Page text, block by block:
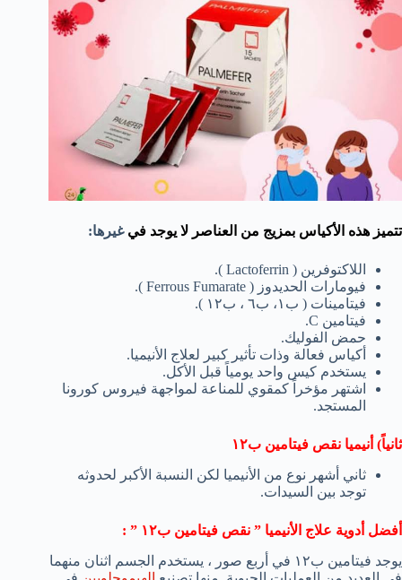
تتميز هذه الأكياس بمزيج من العناصر لا يوجد في غيرها:
اللاكتوفرين ( Lactoferrin ).
فيومارات الحديدوز ( Ferrous Fumarate ).
فيتامينات ( ب١، ب٦ ، ب١٢ ).
فيتامين C.
حمض الفوليك.
أكياس فعالة وذات تأثير كبير لعلاج الأنيميا.
يستخدم كيس واحد يومياً قبل الأكل.
اشتهر مؤخراً كمقوي للمناعة لمواجهة فيروس كورونا
المستجد.
ثانياً) أنيميا نقص فيتامين ب١٢
ثاني أشهر نوع من الأنيميا لكن النسبة الأكبر لحدوثه
توجد بين السيدات.
أفضل أدوية علاج الأنيميا ” نقص فيتامين ب١٢ ” :
يوجد فيتامين ب١٢ في أربع صور ، يستخدم الجسم اثنان منهما